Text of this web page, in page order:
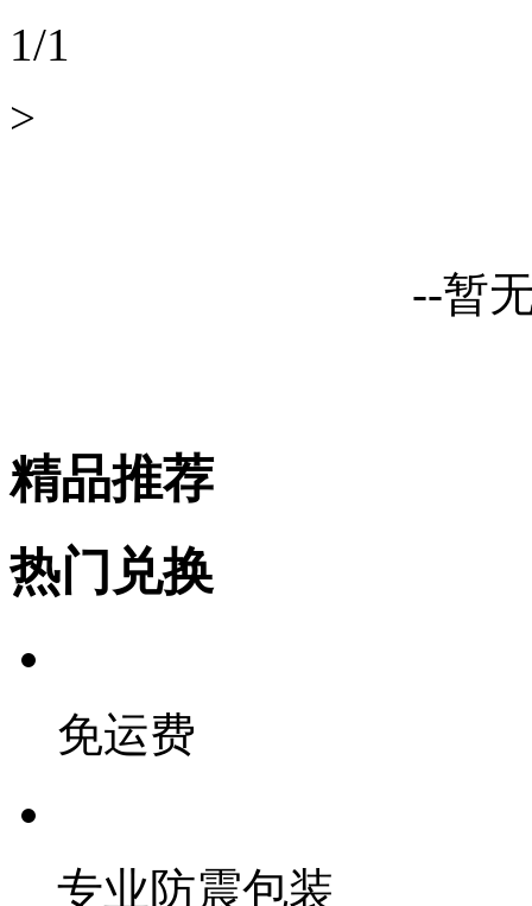
1/1
>
--暂
精品推荐
热门兑换
免运费
专业防震包装